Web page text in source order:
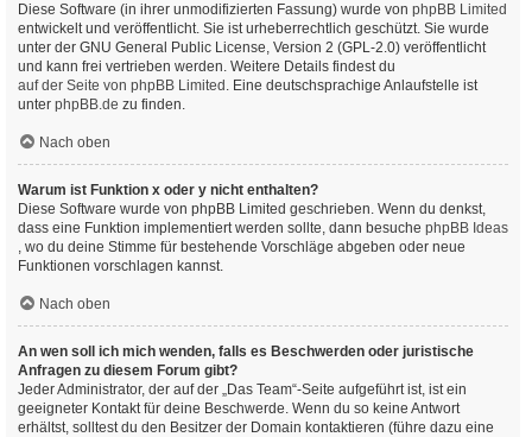
Diese Software (in ihrer unmodifizierten Fassung) wurde von phpBB Limited
entwickelt und veröffentlicht. Sie ist urheberrechtlich geschützt. Sie wurde
unter der GNU General Public License, Version 2 (GPL-2.0) veröffentlicht
und kann frei vertrieben werden. Weitere Details findest du
auf der Seite von phpBB Limited . Eine deutschsprachige Anlaufstelle ist
unter phpBB.de zu finden.
Nach oben
Warum ist Funktion x oder y nicht enthalten?
Diese Software wurde von phpBB Limited geschrieben. Wenn du denkst,
dass eine Funktion implementiert werden sollte, dann besuche phpBB Ideas
, wo du deine Stimme für bestehende Vorschläge abgeben oder neue
Funktionen vorschlagen kannst.
Nach oben
An wen soll ich mich wenden, falls es Beschwerden oder juristische
Anfragen zu diesem Forum gibt?
Jeder Administrator, der auf der „Das Team“-Seite aufgeführt ist, ist ein
geeigneter Kontakt für deine Beschwerde. Wenn du so keine Antwort
erhältst, solltest du den Besitzer der Domain kontaktieren (führe dazu eine